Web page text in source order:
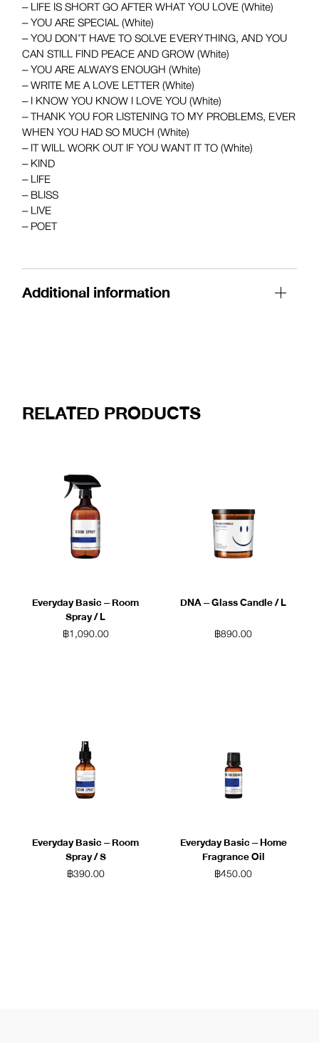
– LIFE IS SHORT GO AFTER WHAT YOU LOVE (White)
– YOU ARE SPECIAL (White)
– YOU DON’T HAVE TO SOLVE EVERYTHING, AND YOU
CAN STILL FIND PEACE AND GROW (White)
– YOU ARE ALWAYS ENOUGH (White)
– WRITE ME A LOVE LETTER (White)
– I KNOW YOU KNOW I LOVE YOU (White)
– THANK YOU FOR LISTENING TO MY PROBLEMS, EVER
WHEN YOU HAD SO MUCH (White)
– IT WILL WORK OUT IF YOU WANT IT TO (White)
– KIND
– LIFE
– BLISS
– LIVE
– POET
Additional information
RELATED PRODUCTS
Everyday Basic – Room
Spray / L
฿1,090.00
DNA – Glass Candle / L
฿890.00
Everyday Basic – Room
Spray / S
฿390.00
Everyday Basic – Home
Fragrance Oil
฿450.00